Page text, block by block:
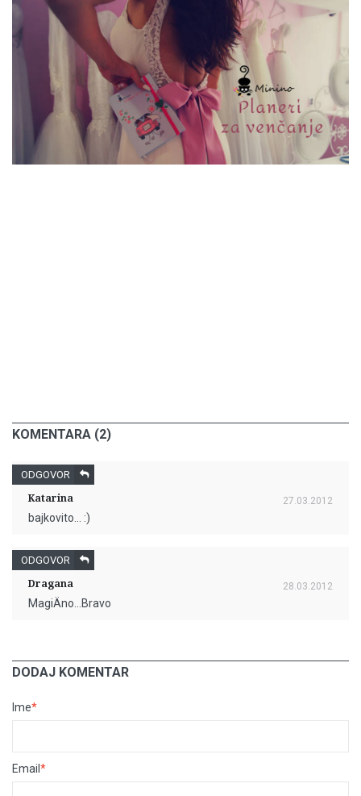
KOMENTARA (2)
ODGOVOR
Katarina 27.03.2012
bajkovito... :)
ODGOVOR
Dragana 28.03.2012
MagiÄno...Bravo
DODAJ KOMENTAR
Ime*
Email *